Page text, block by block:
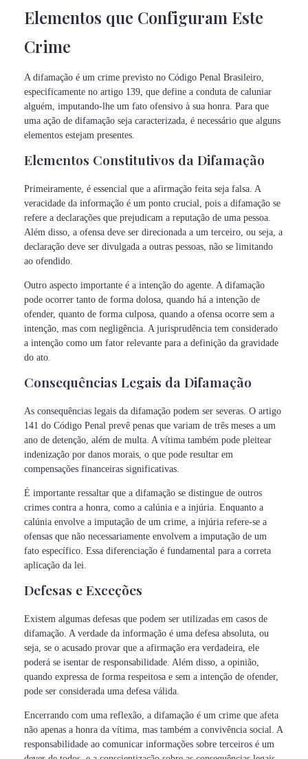
Elementos que Configuram Este
Crime
A difamação é um crime previsto no Código Penal Brasileiro,
especificamente no artigo 139, que define a conduta de caluniar
alguém, imputando-lhe um fato ofensivo à sua honra. Para que
uma ação de difamação seja caracterizada, é necessário que alguns
elementos estejam presentes.
Elementos Constitutivos da Difamação
Primeiramente, é essencial que a afirmação feita seja falsa. A
veracidade da informação é um ponto crucial, pois a difamação se
refere a declarações que prejudicam a reputação de uma pessoa.
Além disso, a ofensa deve ser direcionada a um terceiro, ou seja, a
declaração deve ser divulgada a outras pessoas, não se limitando
ao ofendido.
Outro aspecto importante é a intenção do agente. A difamação
pode ocorrer tanto de forma dolosa, quando há a intenção de
ofender, quanto de forma culposa, quando a ofensa ocorre sem a
intenção, mas com negligência. A jurisprudência tem considerado
a intenção como um fator relevante para a definição da gravidade
do ato.
Consequências Legais da Difamação
As consequências legais da difamação podem ser severas. O artigo
141 do Código Penal prevê penas que variam de três meses a um
ano de detenção, além de multa. A vítima também pode pleitear
indenização por danos morais, o que pode resultar em
compensações financeiras significativas.
É importante ressaltar que a difamação se distingue de outros
crimes contra a honra, como a calúnia e a injúria. Enquanto a
calúnia envolve a imputação de um crime, a injúria refere-se a
ofensas que não necessariamente envolvem a imputação de um
fato específico. Essa diferenciação é fundamental para a correta
aplicação da lei.
Defesas e Exceções
Existem algumas defesas que podem ser utilizadas em casos de
difamação. A verdade da informação é uma defesa absoluta, ou
seja, se o acusado provar que a afirmação era verdadeira, ele
poderá se isentar de responsabilidade. Além disso, a opinião,
quando expressa de forma respeitosa e sem a intenção de ofender,
pode ser considerada uma defesa válida.
Encerrando com uma reflexão, a difamação é um crime que afeta
não apenas a honra da vítima, mas também a convivência social. A
responsabilidade ao comunicar informações sobre terceiros é um